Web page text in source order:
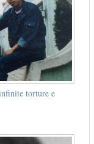
torture e